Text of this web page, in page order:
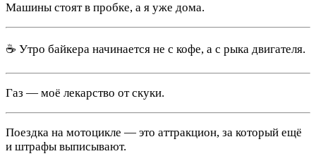
Машины стоят в пробке, а я уже дома.
☕ Утро байкера начинается не с кофе, а с рыка двигателя.
Газ — моё лекарство от скуки.
Поездка на мотоцикле — это аттракцион, за который ещё
и штрафы выписывают.